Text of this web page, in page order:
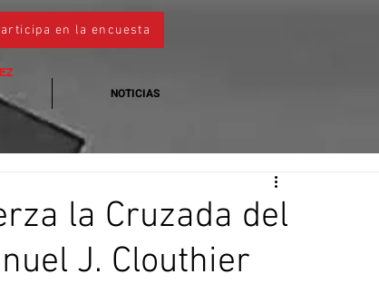
en la encuesta
NOTICIAS
la Cruzada del
J. Clouthier